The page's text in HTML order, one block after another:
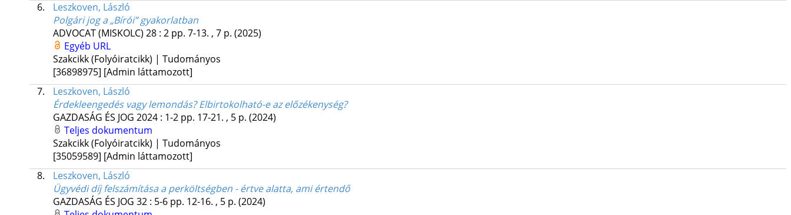
6.
Leszkoven, László
Polgári jog a „Bírói” gyakorlatban
ADVOCAT (MISKOLC) 28: 2 pp. 7-13. , 7 p. (2025)
Egyéb URL
Szakcikk (Folyóiratcikk) | Tudományos
[36898975] [Admin láttamozott]
7.
Leszkoven, László
Érdekleengedés vagy lemondás? Elbirtokolható-e az előzékenység?
GAZDASÁG ÉS JOG 2024: 1-2 pp. 17-21. , 5 p. (2024)
Teljes dokumentum
Szakcikk (Folyóiratcikk) | Tudományos
[35059589] [Admin láttamozott]
8.
Leszkoven, László
Ügyvédi díj felszámítása a perköltségben - értve alatta, ami értendő
GAZDASÁG ÉS JOG 32: 5-6 pp. 12-16. , 5 p. (2024)